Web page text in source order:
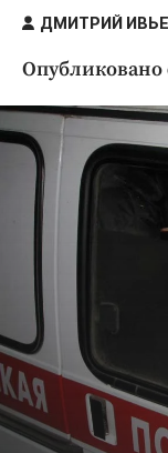
Народные
Криминал
Культура
Общество
Спорт
ДМИТРИЙ